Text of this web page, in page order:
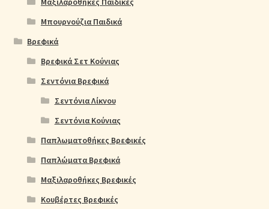
Μπουρνούζια Παιδικά
Βρεφικά
Βρεφικά Σετ Κούνιας
Σεντόνια Βρεφικά
Σεντόνια Λίκνου
Σεντόνια Κούνιας
Παπλωματοθήκες Βρεφικές
Παπλώματα Βρεφικά
Μαξιλαροθήκες Βρεφικές
Κουβέρτες Βρεφικές